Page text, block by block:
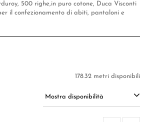
500 righe,in puro cotone, Duca Visconti
il confezionamento di abiti, pantaloni e
178.32 metri disponibili
Mostra disponibilità